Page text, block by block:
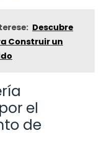
Descubre
Construir un
el
de